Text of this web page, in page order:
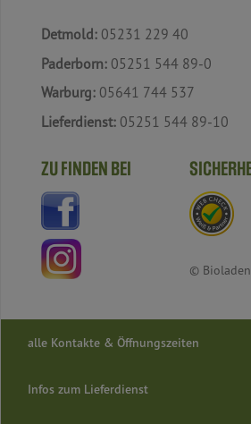
Detmold: 05231 229 40
Paderborn: 05251 544 89-0
Warburg: 05641 744 537
Lieferdienst: 05251 544 89-10
ZU FINDEN BEI
© Bioladen
alle Kontakte & Öffnungszeiten
Infos zum Lieferdienst